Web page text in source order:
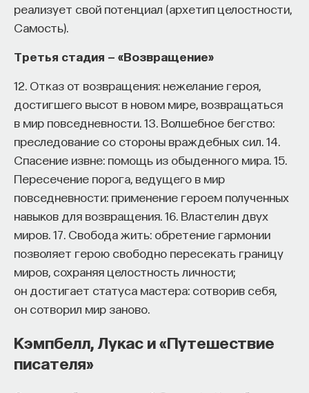
реализует свой потенциал (архетип целостности,
Самость).
Третья стадия — «Возвращение»
12. Отказ от возвращения: нежелание героя,
достигшего высот в новом мире, возвращаться
в мир повседневности. 13. Волшебное бегство:
преследование со стороны враждебных сил. 14.
Спасение извне: помощь из обыденного мира. 15.
Пересечение порога, ведущего в мир
повседневности: применение героем полученных
навыков для возвращения. 16. Властелин двух
миров. 17. Свобода жить: обретение гармонии
позволяет герою свободно пересекать границу
миров, сохраняя целостность личности;
он достигает статуса мастера: сотворив себя,
он сотворил мир заново.
Кэмпбелл, Лукас и «Путешествие
писателя»